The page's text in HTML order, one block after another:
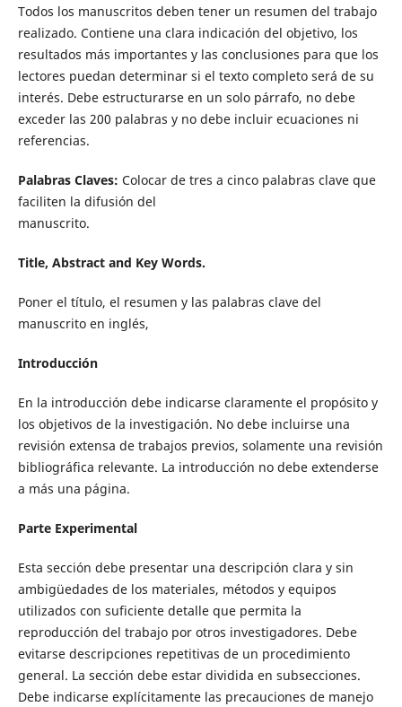
Todos los manuscritos deben tener un resumen del trabajo
realizado. Contiene una clara indicación del objetivo, los
resultados más importantes y las conclusiones para que los
lectores puedan determinar si el texto completo será de su
interés. Debe estructurarse en un solo párrafo, no debe
exceder las 200 palabras y no debe incluir ecuaciones ni
referencias.
Palabras Claves: Colocar de tres a cinco palabras clave que
faciliten la difusión del
manuscrito.
Title, Abstract and Key Words.
Poner el título, el resumen y las palabras clave del
manuscrito en inglés,
Introducción
En la introducción debe indicarse claramente el propósito y
los objetivos de la investigación. No debe incluirse una
revisión extensa de trabajos previos, solamente una revisión
bibliográfica relevante. La introducción no debe extenderse
a más una página.
Parte Experimental
Esta sección debe presentar una descripción clara y sin
ambigüedades de los materiales, métodos y equipos
utilizados con suficiente detalle que permita la
reproducción del trabajo por otros investigadores. Debe
evitarse descripciones repetitivas de un procedimiento
general. La sección debe estar dividida en subsecciones.
Debe indicarse explícitamente las precauciones de manejo